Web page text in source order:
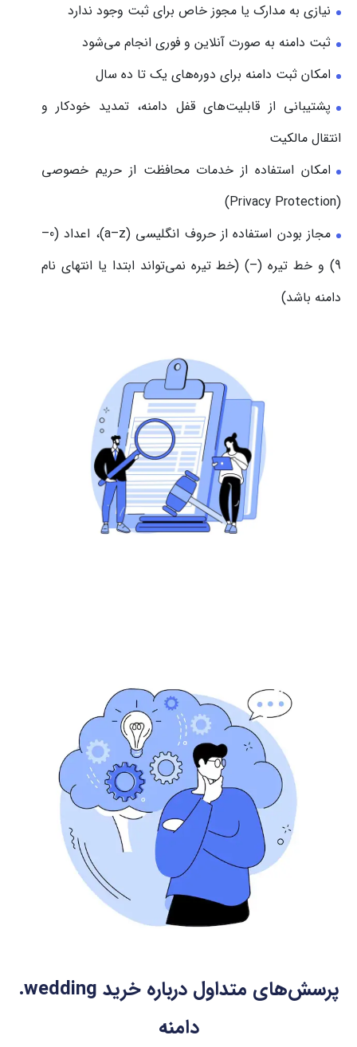
نیازی به مدارک یا مجوز خاص برای ثبت وجود ندارد
ثبت دامنه به صورت آنلاین و فوری انجام می‌شود
امکان ثبت دامنه برای دوره‌های یک تا ده سال
پشتیبانی از قابلیت‌های قفل دامنه، تمدید خودکار و
انتقال مالکیت
امکان استفاده از خدمات محافظت از حریم خصوصی
(Privacy Protection)
مجاز بودن استفاده از حروف انگلیسی (a–z)، اعداد (0–
9) و خط تیره (–) (خط تیره نمی‌تواند ابتدا یا انتهای نام
دامنه باشد)
.wedding
دامنه